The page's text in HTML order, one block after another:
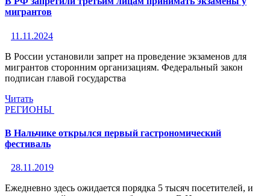
мигрантов
11.11.2024
В России установили запрет на проведение экзаменов для
мигрантов сторонним организациям. Федеральный закон
подписан главой государства
Читать
РЕГИОНЫ
В Нальчике открылся первый гастрономический
фестиваль
28.11.2019
Ежедневно здесь ожидается порядка 5 тысяч посетителей, и